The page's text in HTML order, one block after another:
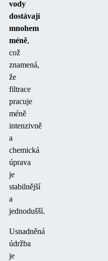
vody
dostávají
mnohem
méně,
což
znamená,
že
filtrace
pracuje
méně
intenzivně
a
chemická
úprava
je
stabilnější
a
jednodušší.
Usnadněná
údržba
je